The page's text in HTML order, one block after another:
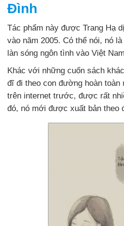
Đình
Tác phẩm này được Trang Hạ
vào năm 2005. Có thể nói, nó
làn sóng ngôn tình vào Việt
Khác với những cuốn sách
đĩ đi theo con đường hoàn
trên internet trước, được rất
đó, nó mới được xuất bản theo